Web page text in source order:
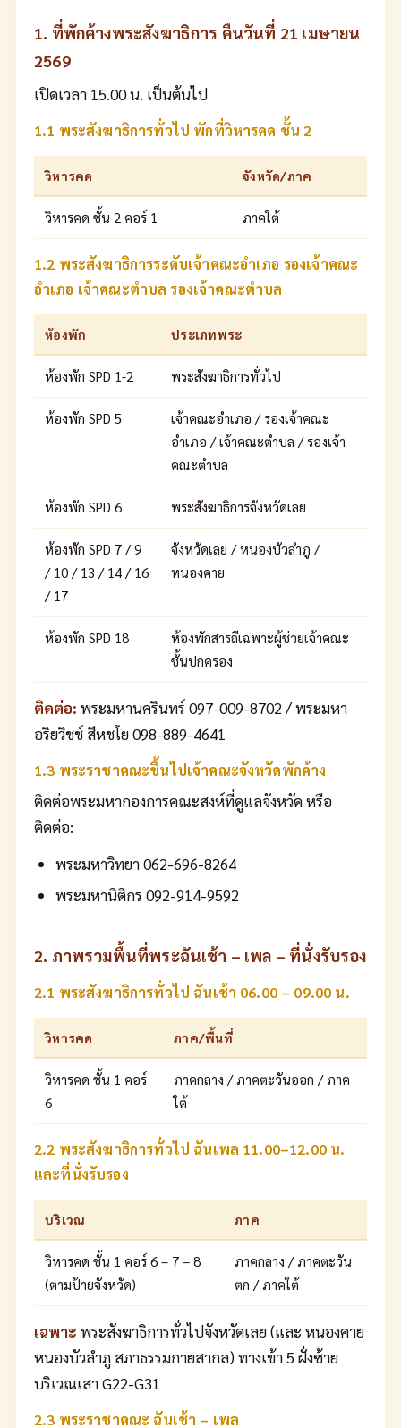
1. ที่พักค้างพระสังฆาธิการ คืนวันที่ 21 เมษายน
2569
เปิดเวลา 15.00 น. เป็นต้นไป
1.1 พระสังฆาธิการทั่วไป พักที่วิหารคด ชั้น 2
วิหารคด จังหวัด/ภาค
วิหารคด ชั้น 2 คอร์ 1 ภาคใต้
1.2 พระสังฆาธิการระดับเจ้าคณะอำเภอ รองเจ้าคณะ
อำเภอ เจ้าคณะตำบล รองเจ้าคณะตำบล
ห้องพัก ประเภทพระ
ห้องพัก SPD 1-2 พระสังฆาธิการทั่วไป
ห้องพัก SPD 5
เจ้าคณะอำเภอ / รองเจ้าคณะ
อำเภอ / เจ้าคณะตำบล / รองเจ้า
คณะตำบล
ห้องพัก SPD 6 พระสังฆาธิการจังหวัดเลย
ห้องพัก SPD 7 / 9
/ 10 / 13 / 14 / 16
/ 17
จังหวัดเลย / หนองบัวลำภู /
หนองคาย
ห้องพัก SPD 18
ห้องพักสารถีเฉพาะผู้ช่วยเจ้าคณะ
ชั้นปกครอง
ติดต่อ: พระมหานครินทร์ 097-009-8702 / พระมหา
อริยวิชช์ สีหชโย 098-889-4641
1.3 พระราชาคณะขึ้นไปเจ้าคณะจังหวัดพักค้าง
ติดต่อพระมหากองการคณะสงห์ที่ดูแลจังหวัด หรือ
ติดต่อ:
พระมหาวิทยา 062-696-8264
พระมหานิติกร 092-914-9592
2. ภาพรวมพื้นที่พระฉันเช้า – เพล – ที่นั่งรับรอง
2.1 พระสังฆาธิการทั่วไป ฉันเช้า 06.00 – 09.00 น.
วิหารคด ภาค/พื้นที่
วิหารคด ชั้น 1 คอร์
6
ภาคกลาง / ภาคตะวันออก / ภาค
ใต้
2.2 พระสังฆาธิการทั่วไป ฉันเพล 11.00–12.00 น.
และที่นั่งรับรอง
บริเวณ ภาค
วิหารคด ชั้น 1 คอร์ 6 – 7 – 8
(ตามป้ายจังหวัด)
ภาคกลาง / ภาคตะวัน
ตก / ภาคใต้
เฉพาะ พระสังฆาธิการทั่วไปจังหวัดเลย (และ หนองคาย
หนองบัวลำภู สภาธรรมกายสากล) ทางเข้า 5 ฝั่งซ้าย
บริเวณเสา G22-G31
2.3 พระราชาคณะ ฉันเช้า – เพล